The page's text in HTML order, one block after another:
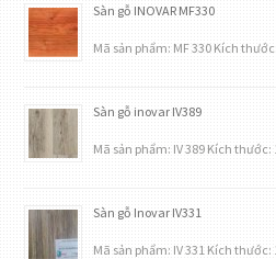
Sàn gỗ INOVAR MF330
Mã sản phẩm: MF 330 Kích
Sàn gỗ inovar IV389
Mã sản phẩm: IV 389 Kích thước:
Sàn gỗ Inovar IV331
Mã sản phẩm: IV 331 Kích thước: